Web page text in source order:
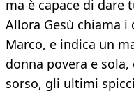
ma è capace di dare
Allora Gesù chiama
Marco, e indica un
donna povera e
sorso, gli ultimi